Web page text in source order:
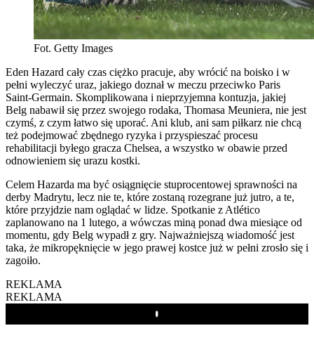
Fot. Getty Images
Eden Hazard cały czas ciężko pracuje, aby wrócić na boisko i w
pełni wyleczyć uraz, jakiego doznał w meczu przeciwko Paris
Saint-Germain. Skomplikowana i nieprzyjemna kontuzja, jakiej
Belg nabawił się przez swojego rodaka, Thomasa Meuniera, nie jest
czymś, z czym łatwo się uporać. Ani klub, ani sam piłkarz nie chcą
też podejmować zbędnego ryzyka i przyspieszać procesu
rehabilitacji byłego gracza Chelsea, a wszystko w obawie przed
odnowieniem się urazu kostki.
Celem Hazarda ma być osiągnięcie stuprocentowej sprawności na
derby Madrytu, lecz nie te, które zostaną rozegrane już jutro, a te,
które przyjdzie nam oglądać w lidze. Spotkanie z Atlético
zaplanowano na 1 lutego, a wówczas miną ponad dwa miesiące od
momentu, gdy Belg wypadł z gry. Najważniejszą wiadomość jest
taka, że mikropęknięcie w jego prawej kostce już w pełni zrosło się i
zagoiło.
REKLAMA
REKLAMA
Play